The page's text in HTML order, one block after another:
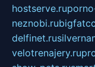
hostserve.ru
neznobi.ru
delfinet.ru
velotrenajery.ru